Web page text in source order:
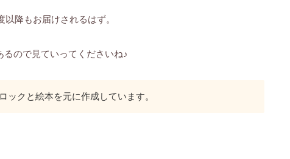
降もお届けされるはず。
ので見ていってくださいね♪
ックと絵本を元に作成しています。